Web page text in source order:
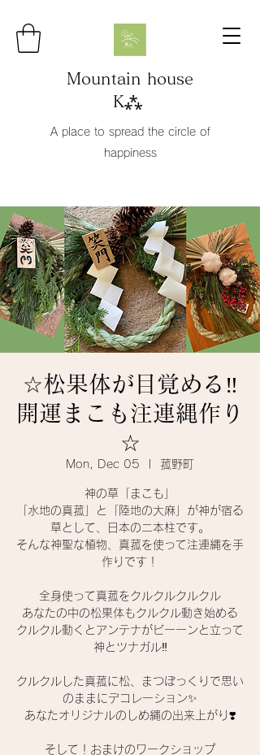
Mountain house
K⁂
A place to spread the circle of
happiness
☆松果体が目覚める‼️
開運まこも注連縄作り
☆
Mon, Dec 05 菰野町
神の草「まこも」
「水地の真菰」と「陸地の大麻」が神が宿る
草として、日本の二本柱です。
そんな神聖な植物、真菰を使って注連縄を手
作りです！
全身使って真菰をクルクルクルクル
あなたの中の松果体もクルクル動き始める
クルクル動くとアンテナがビーーンと立って
神とツナガル‼️
クルクルした真菰に松、まつぼっくりで思い
のままにデコレーション✨
あなたオリジナルのしめ縄の出来上がり❣️
そして！おまけのワークショップ